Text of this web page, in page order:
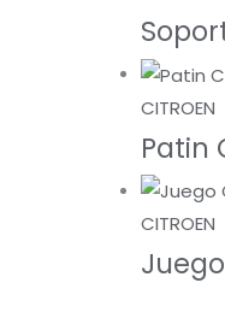
CITROEN
Patin
CITROEN